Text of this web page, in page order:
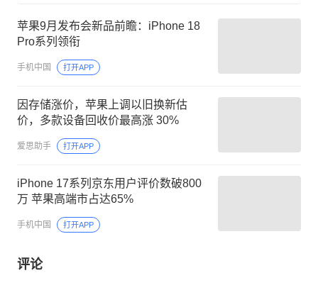
苹果9月发布会新品前瞻：iPhone 18
Pro系列领衔
手机中国 打开APP
因存储涨价，苹果上调以旧换新估
价，多款设备回收价最高涨 30%
爱思助手 打开APP
iPhone 17系列京东用户评价数破800
万 苹果高端市占达65%
手机中国 打开APP
评论